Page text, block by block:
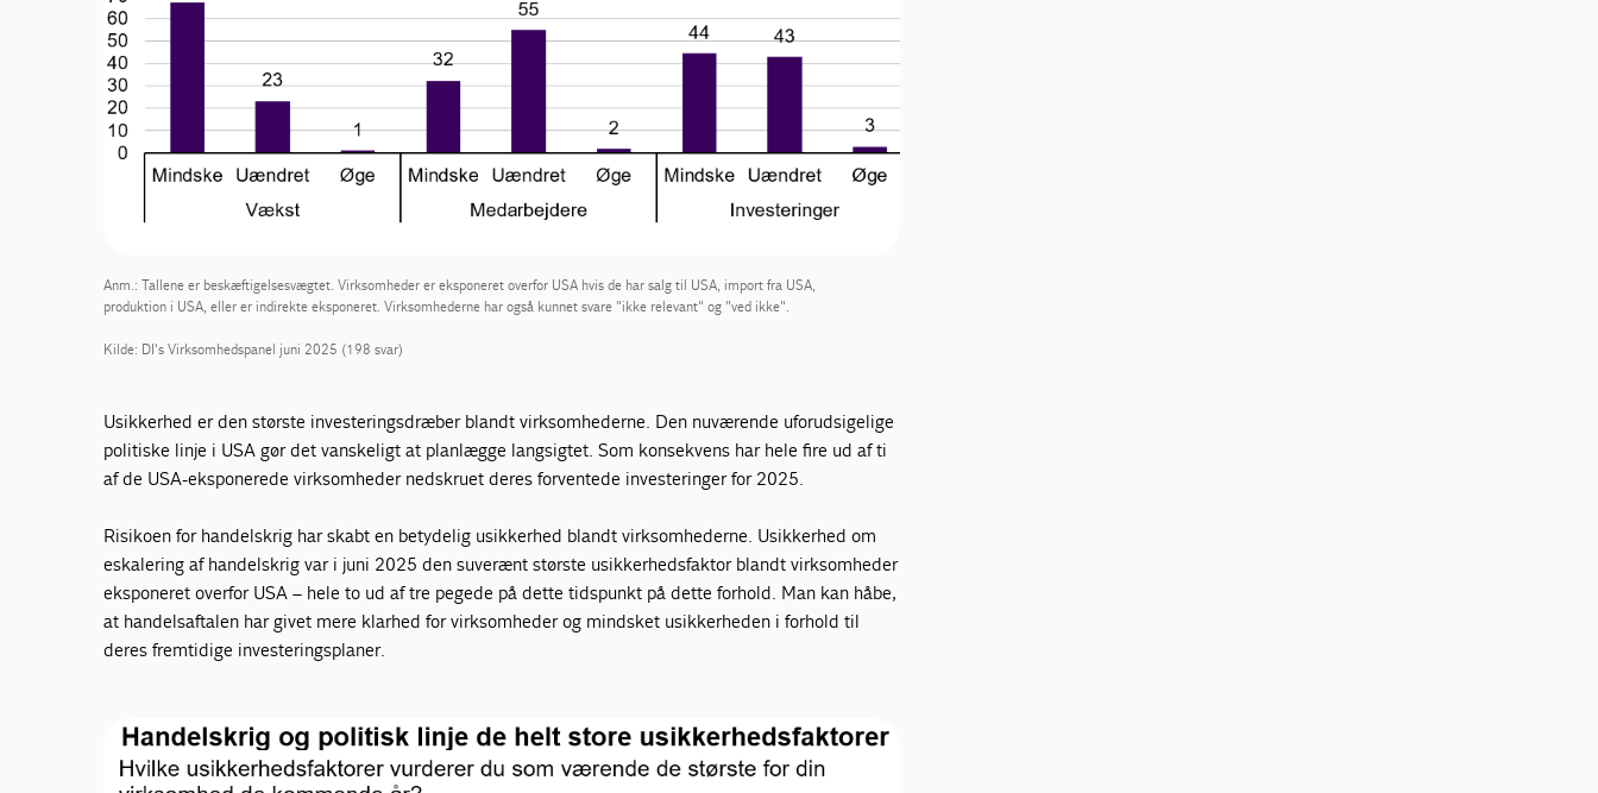
Anm.: Tallene er beskæftigelsesvægtet. Virksomheder er eksponeret overfor USA hvis de har salg til USA, import fra USA,
produktion i USA, eller er indirekte eksponeret. Virksomhederne har også kunnet svare "ikke relevant" og "ved ikke".
Kilde: DI's Virksomhedspanel juni 2025 (198 svar)
Usikkerhed er den største investeringsdræber blandt virksomhederne. Den nuværende uforudsigelige
politiske linje i USA gør det vanskeligt at planlægge langsigtet. Som konsekvens har hele fire ud af ti
af de USA-eksponerede virksomheder nedskruet deres forventede investeringer for 2025.
Risikoen for handelskrig har skabt en betydelig usikkerhed blandt virksomhederne. Usikkerhed om
eskalering af handelskrig var i juni 2025 den suverænt største usikkerhedsfaktor blandt virksomheder
eksponeret overfor USA – hele to ud af tre pegede på dette tidspunkt på dette forhold. Man kan håbe,
at handelsaftalen har givet mere klarhed for virksomheder og mindsket usikkerheden i forhold til
deres fremtidige investeringsplaner.